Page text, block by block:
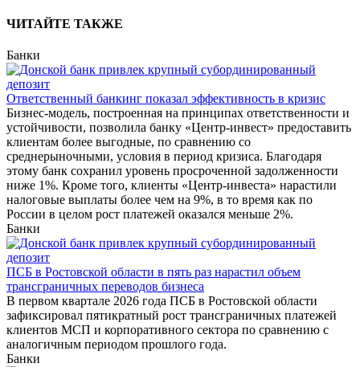
ЧИТАЙТЕ ТАКЖЕ
Банки
Ответственный банкинг показал эффективность в кризис
Бизнес-модель, построенная на принципах ответственности и
устойчивости, позволила банку «Центр-инвест» предоставить
клиентам более выгодные, по сравнению со
среднерыночными, условия в период кризиса. Благодаря
этому банк сохранил уровень просроченной задолженности
ниже 1%. Кроме того, клиенты «Центр-инвеста» нарастили
налоговые выплаты более чем на 9%, в то время как по
России в целом рост платежей оказался меньше 2%.
Банки
ПСБ в Ростовской области в пять раз нарастил объем
трансграничных переводов бизнеса
В первом квартале 2026 года ПСБ в Ростовской области
зафиксировал пятикратный рост трансграничных платежей
клиентов МСП и корпоративного сектора по сравнению с
аналогичным периодом прошлого года.
Банки